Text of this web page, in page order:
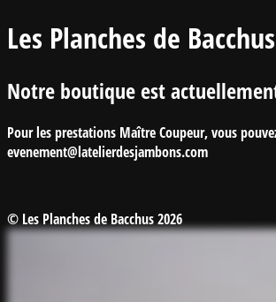
Les Planches de Bacchus
Notre boutique est
Pour les prestations Maître Coupeur, vous
evenement@latelierdesjambons.com
© Les Planches de Bacchus 2026